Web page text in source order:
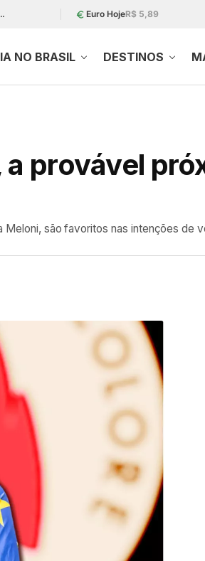
Euro HojeR$ 5,89
NO BRASIL DESTINOS
provável
Meloni, são favoritos nas intenções de